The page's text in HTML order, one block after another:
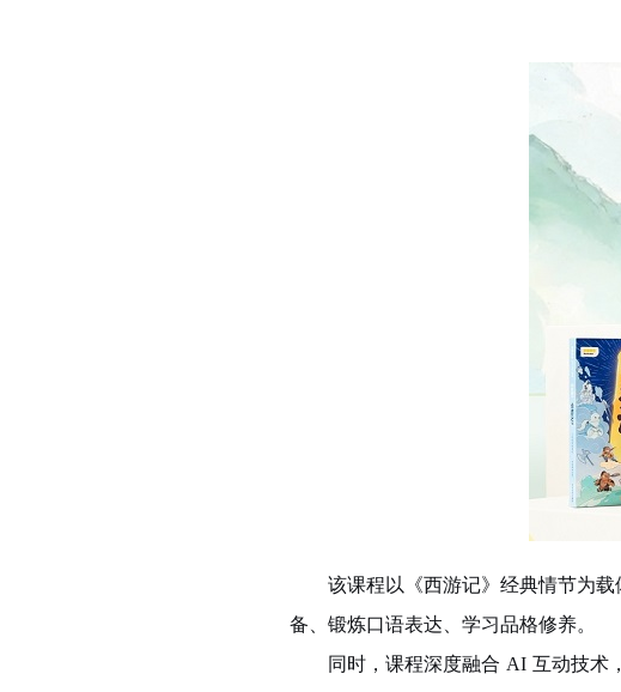
该课程以《西游记》经典情节为载
备、锻炼口语表达、学习品格修养。
同时，课程深度融合 AI 互动技术